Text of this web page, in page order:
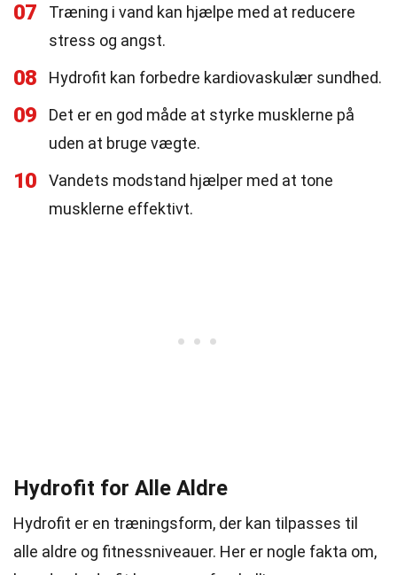
07
Træning i vand kan hjælpe med at reducere
stress og angst.
08 Hydrofit kan forbedre kardiovaskulær sundhed.
09
Det er en god måde at styrke musklerne på
uden at bruge vægte.
10
Vandets modstand hjælper med at tone
musklerne effektivt.
Hydrofit for Alle Aldre
Hydrofit er en træningsform, der kan tilpasses til
alle aldre og fitnessniveauer. Her er nogle fakta om,